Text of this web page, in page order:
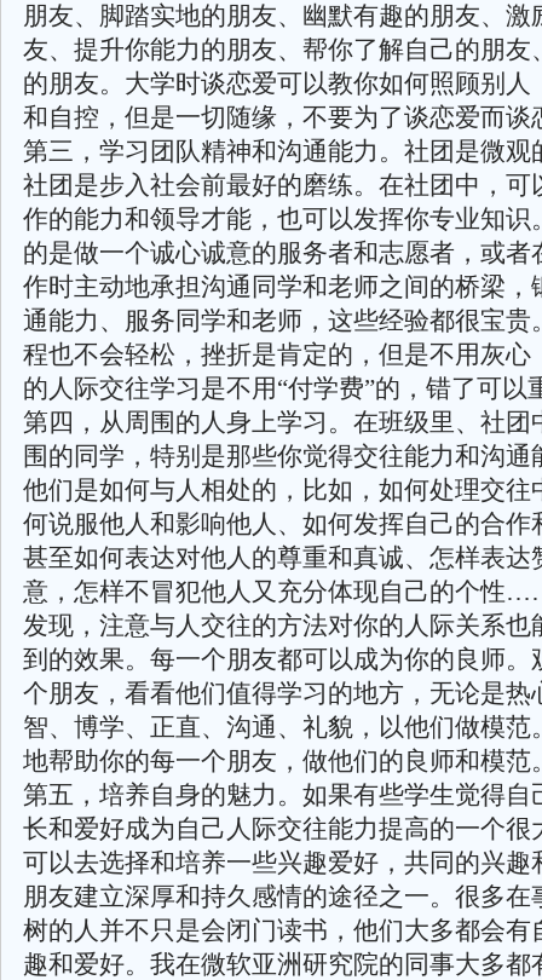
朋友、脚踏实地的朋友、幽默有趣的朋友、激
友、提升你能力的朋友、帮你了解自己的朋友
的朋友。大学时谈恋爱可以教你如何照顾别人
和自控，但是一切随缘，不要为了谈恋爱而谈
第三，学习团队精神和沟通能力。社团是微观
社团是步入社会前最好的磨练。在社团中，可
作的能力和领导才能，也可以发挥你专业知识
的是做一个诚心诚意的服务者和志愿者，或者
作时主动地承担沟通同学和老师之间的桥梁，
通能力、服务同学和老师，这些经验都很宝贵
程也不会轻松，挫折是肯定的，但是不用灰心
的人际交往学习是不用“付学费”的，错了可以
第四，从周围的人身上学习。在班级里、社团
围的同学，特别是那些你觉得交往能力和沟通
他们是如何与人相处的，比如，如何处理交往
何说服他人和影响他人、如何发挥自己的合作
甚至如何表达对他人的尊重和真诚、怎样表达
意，怎样不冒犯他人又充分体现自己的个性
发现，注意与人交往的方法对你的人际关系也
到的效果。每一个朋友都可以成为你的良师。
个朋友，看看他们值得学习的地方，无论是热
智、博学、正直、沟通、礼貌，以他们做模范
地帮助你的每一个朋友，做他们的良师和模范
第五，培养自身的魅力。如果有些学生觉得自
长和爱好成为自己人际交往能力提高的一个很
可以去选择和培养一些兴趣爱好，共同的兴趣
朋友建立深厚和持久感情的途径之一。很多在
树的人并不只是会闭门读书，他们大多都会有
趣和爱好。我在微软亚洲研究院的同事大多都